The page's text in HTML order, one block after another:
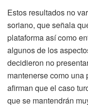
Estos resultados no
soriano, que señala
plataforma así como
algunos de los
decidieron no
mantenerse como una
afirman que el caso
que se mantendrán